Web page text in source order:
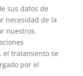
sus datos de
necesidad de la
nuestros
el tratamiento se
por el